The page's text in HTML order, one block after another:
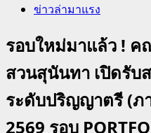
ข่าวล่ามาแรง
รอบใหม่มาแล้ว !
สวนสุนันทา เปิดรั
ระดับปริญญาตรี (ภ
2569 รอบ